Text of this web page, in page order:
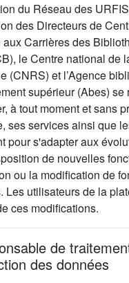
du Réseau des
des Directeurs de
aux Carrières des
le Centre national de
(CNRS) et l’Agence
supérieur (Abes) se
à tout moment et sans
ses services ainsi que
pour s'adapter aux
de nouvelles
ou la modification de
Les utilisateurs de la
ces modifications.
de
des données